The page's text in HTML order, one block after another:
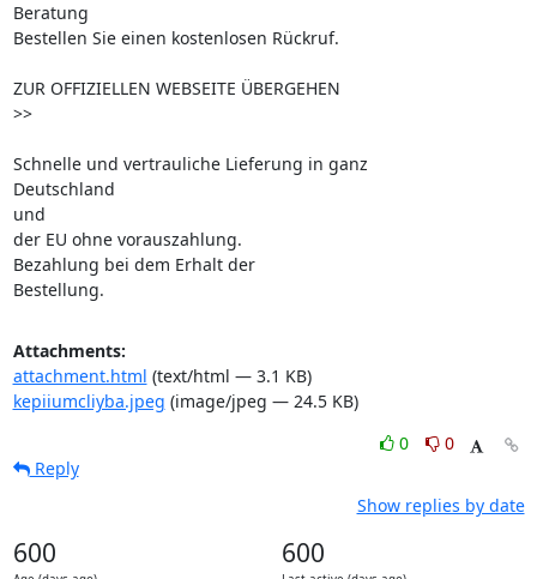
Beratung
Bestellen Sie einen kostenlosen Rückruf.
ZUR OFFIZIELLEN WEBSEITE ÜBERGEHEN
>>
Schnelle und vertrauliche Lieferung in ganz
Deutschland
und
der EU ohne vorauszahlung.
Bezahlung bei dem Erhalt der
Bestellung.
Attachments:
attachment.html (text/html — 3.1 KB)
kepiiumcliyba.jpeg (image/jpeg — 24.5 KB)
0
0
Reply
Show replies by date
600 600